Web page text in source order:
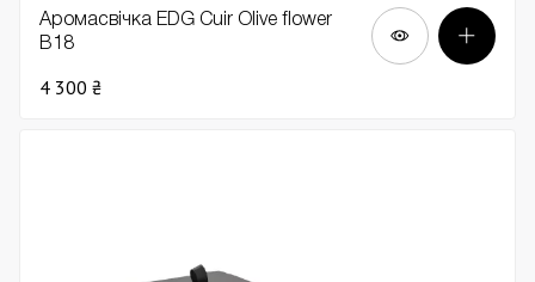
Аромасвічка EDG Cuir Olive flower
В18
4 300 ₴